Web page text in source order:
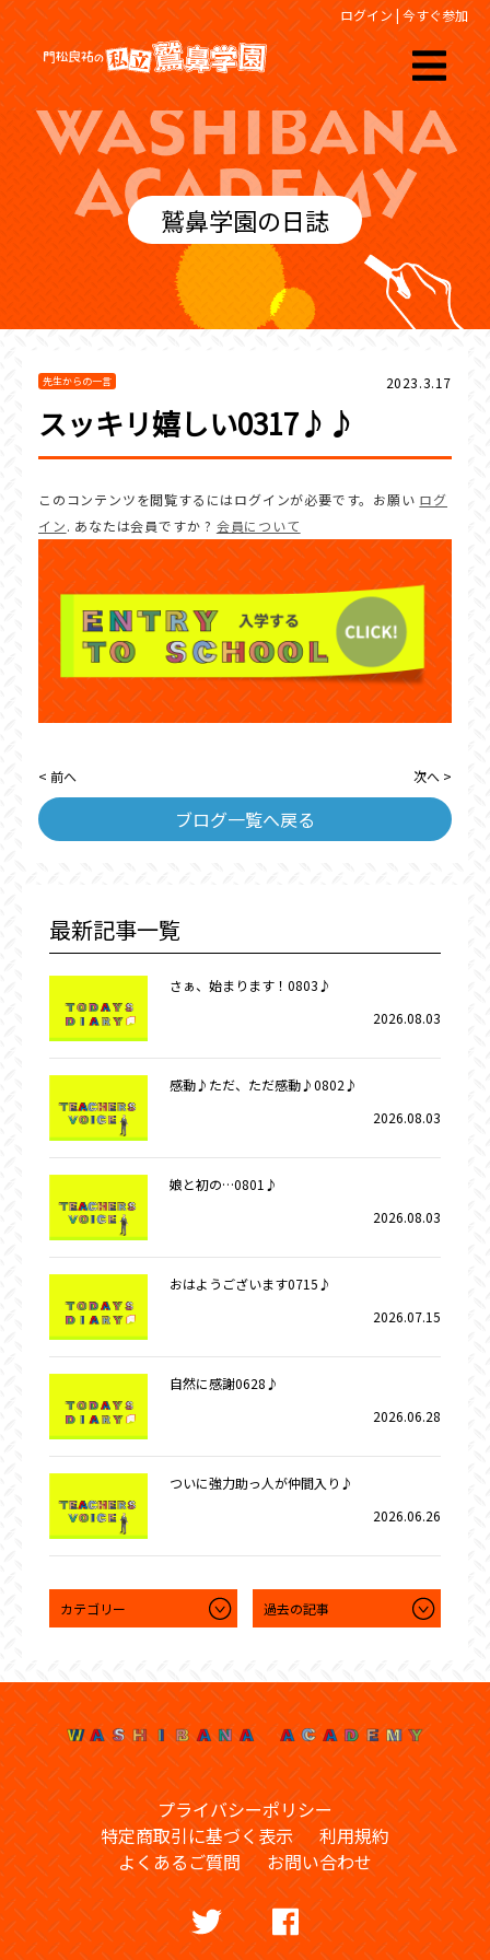
ログイン | 今すぐ参加
鷲鼻学園の日誌
先生からの一言 2023.3.17
スッキリ嬉しい0317♪♪
このコンテンツを閲覧するにはログインが必要です。お願い ログ
イン. あなたは会員ですか ? 会員について
< 前へ
ブログ一覧へ戻る
次へ >
最新記事一覧
さぁ、始まります！0803♪
2026.08.03
感動♪ただ、ただ感動♪0802♪
2026.08.03
娘と初の…0801♪
2026.08.03
おはようございます0715♪
2026.07.15
自然に感謝0628♪
2026.06.28
ついに強力助っ人が仲間入り♪
2026.06.26
プライバシーポリシー
特定商取引に基づく表示
利用規約
よくあるご質問
お問い合わせ